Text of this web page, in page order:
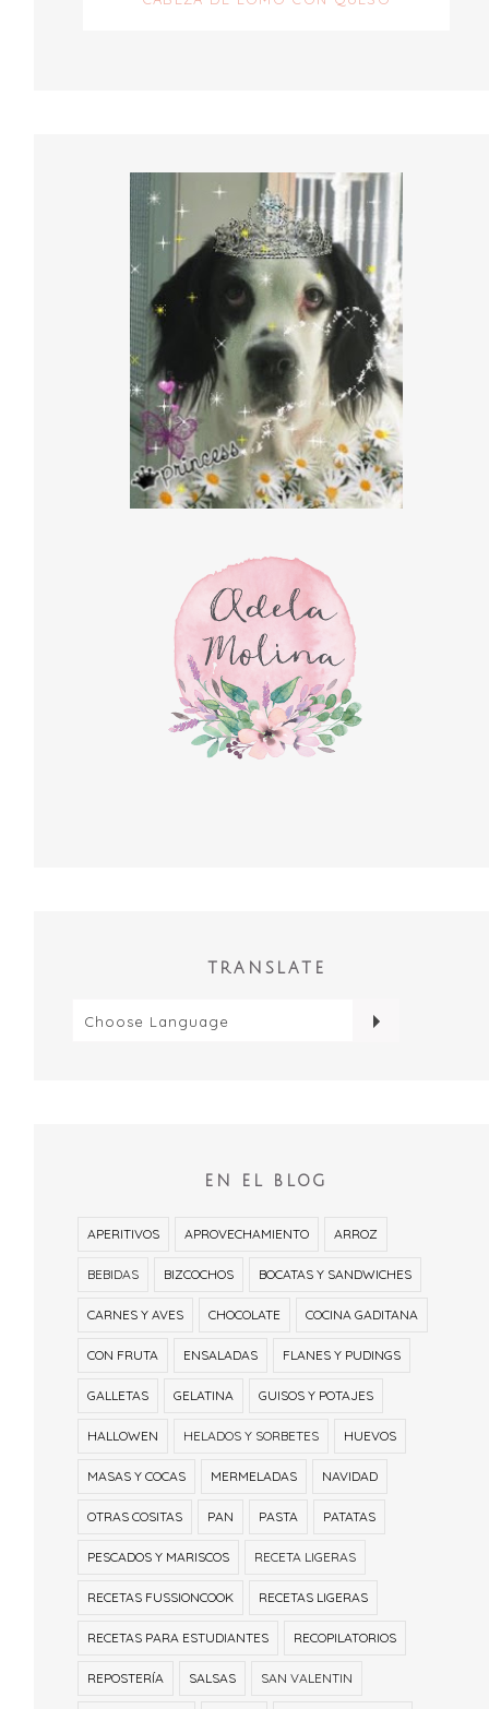
TRANSLATE
EN EL BLOG
APERITIVOS APROVECHAMIENTO ARROZ
BEBIDAS BIZCOCHOS BOCATAS Y SANDWICHES
CARNES Y AVES CHOCOLATE COCINA GADITANA
CON FRUTA ENSALADAS FLANES Y PUDINGS
GALLETAS GELATINA GUISOS Y POTAJES
HALLOWEN HELADOS Y SORBETES HUEVOS
MASAS Y COCAS MERMELADAS NAVIDAD
OTRAS COSITAS PAN PASTA PATATAS
PESCADOS Y MARISCOS RECETA LIGERAS
RECETAS FUSSIONCOOK RECETAS LIGERAS
RECETAS PARA ESTUDIANTES RECOPILATORIOS
REPOSTERÍA SALSAS SAN VALENTIN